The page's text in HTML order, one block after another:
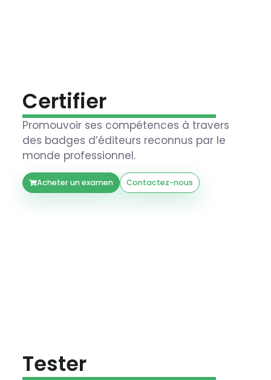
Certifier
Promouvoir ses compétences à travers
des badges d’éditeurs reconnus par le
monde professionnel.
Acheter un examen Contactez-nous
Tester